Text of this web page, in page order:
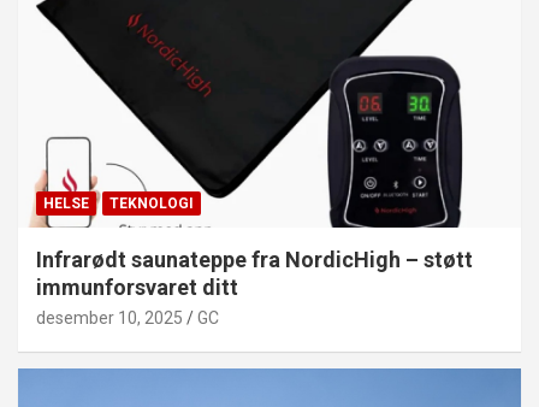
HELSE TEKNOLOGI
Infrarødt saunateppe fra NordicHigh – støtt
immunforsvaret ditt
desember 10, 2025 GC